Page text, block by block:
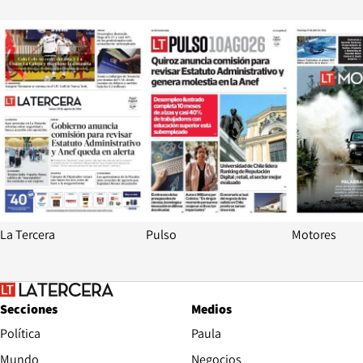
Opens in new window
La Tercera
Opens in
Pulso Motores
Secciones
Política
Mundo
Medios
Paula
Negocios